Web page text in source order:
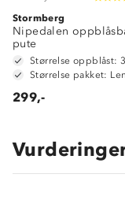
Stormberg
Nipedalen
pute
299,-